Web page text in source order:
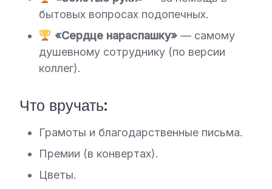
бытовых вопросах подопечных.
«Сердце нараспашку»— самому
душевному сотруднику (по версии
коллег).
Что вручать:
Грамоты и благодарственные письма.
Премии (в конвертах).
Цветы.